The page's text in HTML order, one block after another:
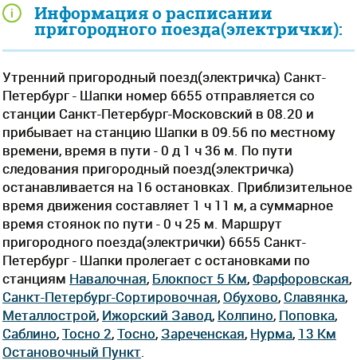
Информация о расписании
пригородного поезда(электрички):
Утренний пригородный поезд(электричка) Санкт-
Петербург - Шапки номер 6655 отправляется со
станции Санкт-Петербург-Московский в 08.20 и
прибывает на станцию Шапки в 09.56 по местному
времени, время в пути - 0 д 1 ч 36 м. По пути
следования пригородный поезд(электричка)
останавливается на 16 остановках. Приблизительное
время движения составляет 1 ч 11 м, а суммарное
время стоянок по пути - 0 ч 25 м. Маршрут
пригородного поезда(электрички) 6655 Санкт-
Петербург - Шапки пролегает c остановками по
станциям Навалочная, Блокпост 5 Км,Фарфоровская,
Санкт-Петербург-Сортировочная,Обухово, Славянка,
Металлострой, Ижорский Завод, Колпино, Поповка,
Саблино,Тосно 2,Тосно, Зареченская, Нурма, 13 Км
Остановочный Пункт